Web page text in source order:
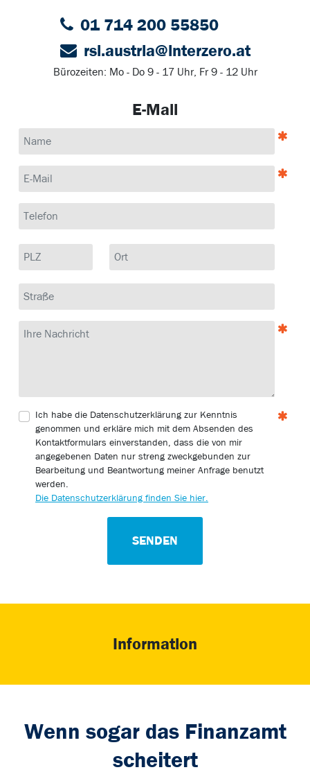
01 714 200 55850
rsi.austria@interzero.at
Bürozeiten: Mo - Do 9 - 17 Uhr, Fr 9 - 12 Uhr
E-Mail
Ich habe die Datenschutzerklärung zur Kenntnis
genommen und erkläre mich mit dem Absenden des
Kontaktformulars einverstanden, dass die von mir
angegebenen Daten nur streng zweckgebunden zur
Bearbeitung und Beantwortung meiner Anfrage benutzt
werden.
Die Datenschutzerklärung finden Sie hier.
SENDEN
Information
Wenn sogar das Finanzamt
scheitert